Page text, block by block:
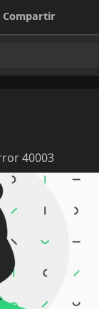
Compartir
40003